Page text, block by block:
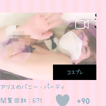
コスプレ
アリスのバニー・パーティ
閲覧回数：671
+90